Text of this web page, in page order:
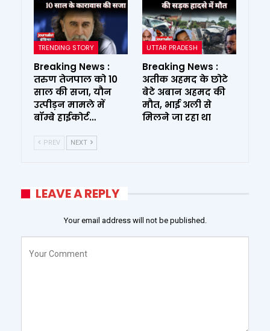
TRENDING STORY
Breaking News :
तरुण तेजपाल को 10
साल की सजा, यौन
उत्पीड़न मामले में
बॉम्बे हाईकोर्ट…
UTTAR PRADESH
Breaking News :
अतीक अहमद के छोटे
बेटे अबान अहमद की
मौत, भाई अली से
मिलने जा रहा था
PREV NEXT
LEAVE A REPLY
Your email address will not be published.